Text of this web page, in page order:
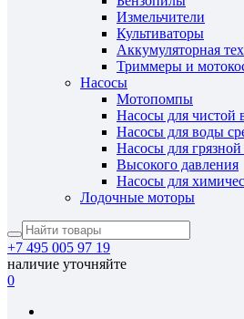
Измельчители
Культиваторы
Аккумуляторная
Триммеры и
Насосы
Мотопомпы
Насосы для чистой
Насосы для воды
Насосы для
Высокого давления
Насосы для
Лодочные моторы
+7 495 005 97 19
наличие уточняйте
0